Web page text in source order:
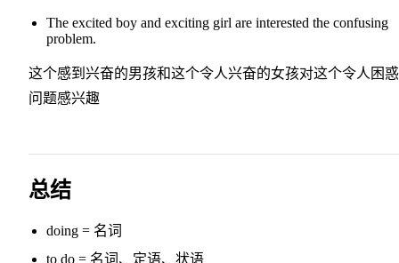
The excited boy and exciting girl are interested the confusing
problem.
这个感到兴奋的男孩和这个令人兴奋的女孩对这个令人困
问题感兴趣
总结
doing = 名词
to do = 名词、定语、状语